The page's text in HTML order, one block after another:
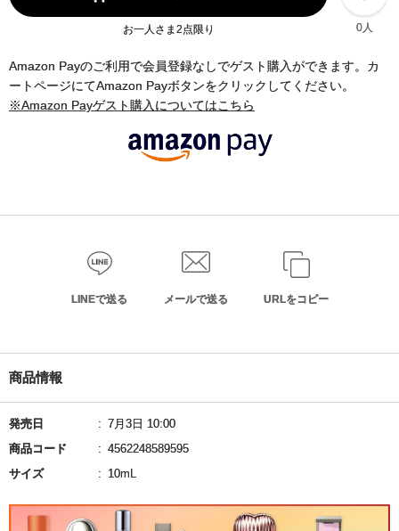
お一人さま2点限り 0人
Amazon Payのご利用で会員登録なしでゲスト購入ができます。カ
ートページにてAmazon Payボタンをクリックしてください。
※Amazon Payゲスト購入についてはこちら
LINEで送る メールで送る URLをコピー
商品情報
発売日
7月3日 10:00
商品コード
4562248589595
サイズ
10mL